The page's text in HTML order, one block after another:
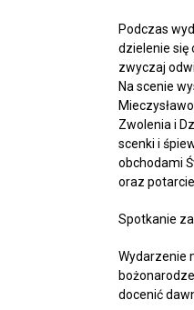
Podczas
dzielenie się
zwyczaj
Na scenie
Zwolenia i
scenki i
obchodami
oraz
Spotkanie
Wydarzenie
docenić